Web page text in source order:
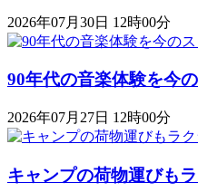
2026年07月30日 12時00分
90年代の音楽体験を今
2026年07月27日 12時00分
キャンプの荷物運びも